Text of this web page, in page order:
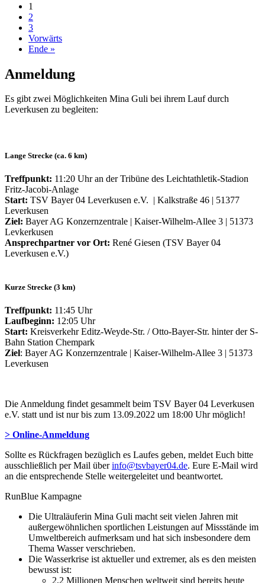
1
2
3
Vorwärts
Ende »
Anmeldung
Es gibt zwei Möglichkeiten Mina Guli bei ihrem Lauf durch
Leverkusen zu begleiten:
Lange Strecke (ca. 6 km)
Treffpunkt: 11:20 Uhr an der Tribüne des Leichtathletik-Stadion
Fritz-Jacobi-Anlage
Start: TSV Bayer 04 Leverkusen e.V. | Kalkstraße 46 | 51377
Leverkusen
Ziel: Bayer AG Konzernzentrale | Kaiser-Wilhelm-Allee 3 | 51373
Levkerkusen
Ansprechpartner vor Ort: René Giesen (TSV Bayer 04
Leverkusen e.V.)
Kurze Strecke (3 km)
Treffpunkt: 11:45 Uhr
Laufbeginn: 12:05 Uhr
Start: Kreisverkehr Editz-Weyde-Str. / Otto-Bayer-Str. hinter der S-
Bahn Station Chempark
Ziel: Bayer AG Konzernzentrale | Kaiser-Wilhelm-Allee 3 | 51373
Leverkusen
Die Anmeldung findet gesammelt beim TSV Bayer 04 Leverkusen
e.V. statt und ist nur bis zum 13.09.2022 um 18:00 Uhr möglich!
> Online-Anmeldung
Sollte es Rückfragen bezüglich es Laufes geben, meldet Euch bitte
ausschließlich per Mail überinfo@tsvbayer04.de. Eure E-Mail wird
an die entsprechende Stelle weitergeleitet und beantwortet.
RunBlue Kampagne
Die Ultraläuferin Mina Guli macht seit vielen Jahren mit
außergewöhnlichen sportlichen Leistungen auf Missstände im
Umweltbereich aufmerksam und hat sich insbesondere dem
Thema Wasser verschrieben.
Die Wasserkrise ist aktueller und extremer, als es den meisten
bewusst ist:
2,2 Millionen Menschen weltweit sind bereits heute